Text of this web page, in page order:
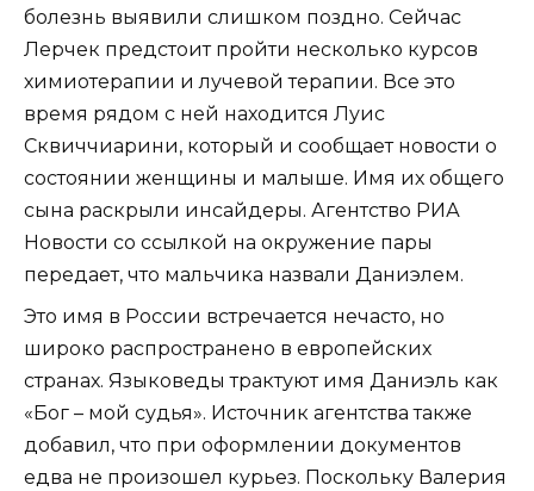
болезнь выявили слишком поздно. Сейчас
Лерчек предстоит пройти несколько курсов
химиотерапии и лучевой терапии. Все это
время рядом с ней находится Луис
Сквиччиарини, который и сообщает новости о
состоянии женщины и малыше. Имя их общего
сына раскрыли инсайдеры. Агентство РИА
Новости со ссылкой на окружение пары
передает, что мальчика назвали Даниэлем.
Это имя в России встречается нечасто, но
широко распространено в европейских
странах. Языковеды трактуют имя Даниэль как
«Бог – мой судья». Источник агентства также
добавил, что при оформлении документов
едва не произошел курьез. Поскольку Валерия